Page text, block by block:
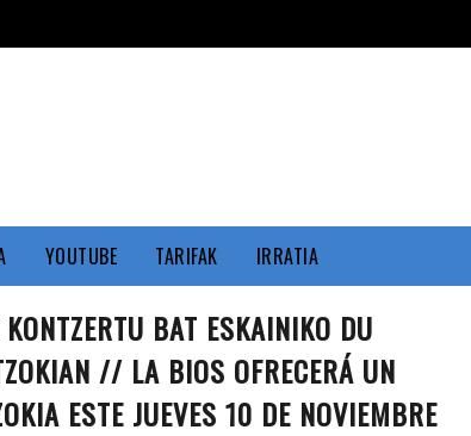
YOUTUBE TARIFAK IRRATIA
BAT ESKAINIKO DU
// LA BIOS OFRECERÁ UN
ESTE JUEVES 10 DE NOVIEMBRE